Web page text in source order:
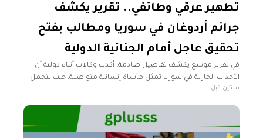
تطهير عرقي وطائفي.. تقرير يكشف
جرائم أردوغان في سوريا ومطالب بفتح
تحقيق عاجل أمام الجنائية الدولية
في تقرير موسع يكشف تفاصيل صادمة، أكدت وكالات أنباء دولية أن
الأحداث الجارية في سوريا تمثل مأساة إنسانية متواصلة، حيث يتحمل
الرئيس التركي رجب طيب أردوغان مسؤولية مباشرة عن سلسلة
سنتين قبل